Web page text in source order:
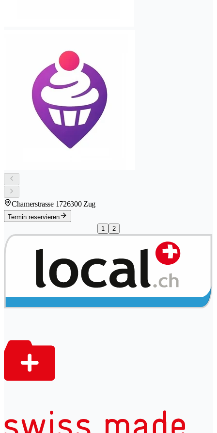
Chamerstrasse 1726300 Zug
Termin reservieren
1
2